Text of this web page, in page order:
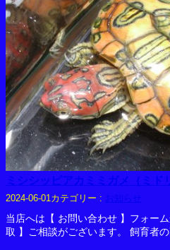
ミシシッピアカミミガメ（ミド
2024-06-01カテゴリー : お知らせ
当店へは【 お問い合わせ 】フォー
取 】ご相談がございます。 飼育者